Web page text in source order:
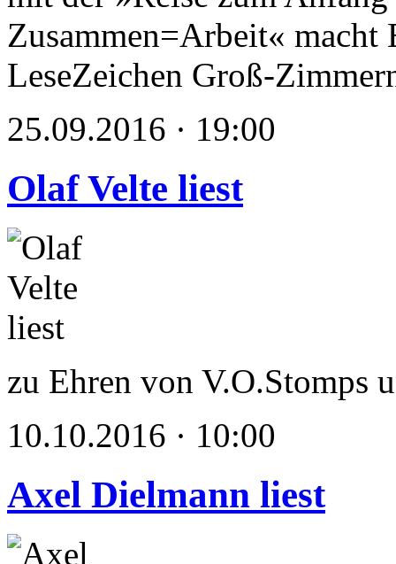
Zusammen=Arbeit« macht
LeseZeichen Groß-
25.09.2016 · 19:00
Olaf Velte liest
zu Ehren von V.O.Stomps
10.10.2016 · 10:00
Axel Dielmann liest